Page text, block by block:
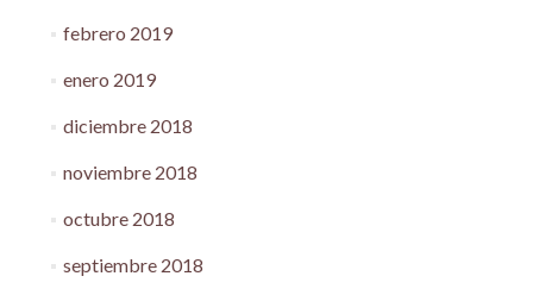
febrero 2019
enero 2019
diciembre 2018
noviembre 2018
octubre 2018
septiembre 2018